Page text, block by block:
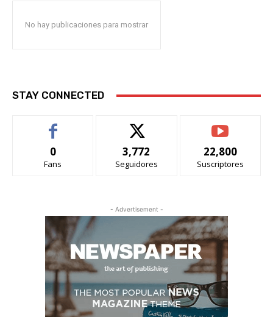
No hay publicaciones para mostrar
STAY CONNECTED
0
Fans
3,772
Seguidores
22,800
Suscriptores
- Advertisement -